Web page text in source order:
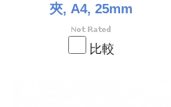
夾, A4, 25mm
比較